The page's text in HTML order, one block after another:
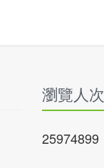
瀏覽人次
25974899